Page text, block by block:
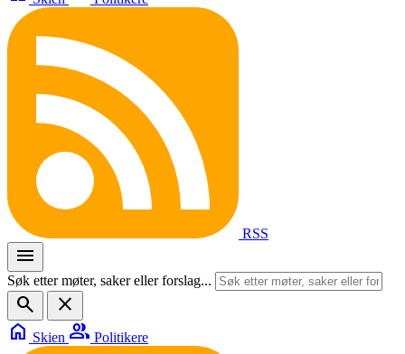
RSS
menu
Søk etter møter, saker eller forslag...
search
close
home Skien group Politikere